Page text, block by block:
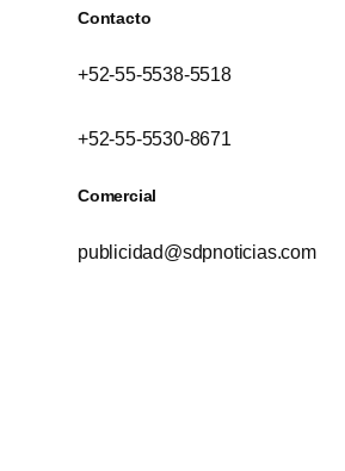
Contacto
+52-55-5538-5518
+52-55-5530-8671
Comercial
publicidad@sdpnoticias.com